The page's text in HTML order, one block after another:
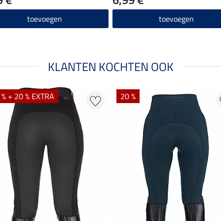
toevoegen toevoegen
KLANTEN KOCHTEN OOK
+ 20 % EXTRA 20 %